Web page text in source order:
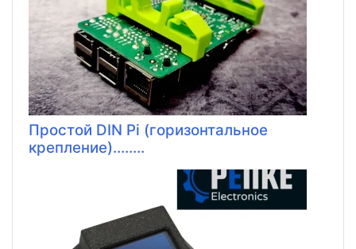
Простой DIN Pi (горизонтальное
крепление)........